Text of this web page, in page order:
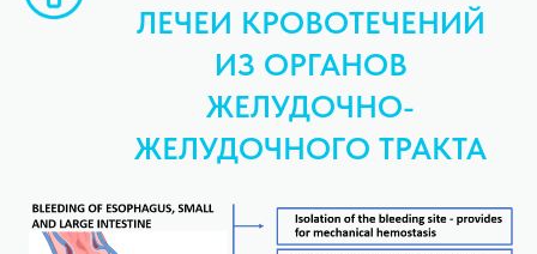
ЛЕЧЕИ КРОВОТЕЧЕНИЙ
ИЗ ОРГАНОВ
ЖЕЛУДОЧНО-
ЖЕЛУДОЧНОГО ТРАКТА